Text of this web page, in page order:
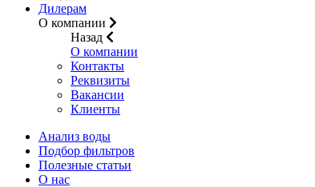
Дилерам
О компании
Назад
О компании
Контакты
Реквизиты
Вакансии
Клиенты
Анализ воды
Подбор фильтров
Полезные статьи
О нас